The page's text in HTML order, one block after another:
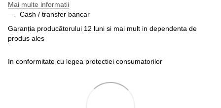
Mai multe informatii
Cash / transfer bancar
Garanția producătorului 12 luni si mai mult in dependenta de
produs ales
In conformitate cu legea protectiei consumatorilor